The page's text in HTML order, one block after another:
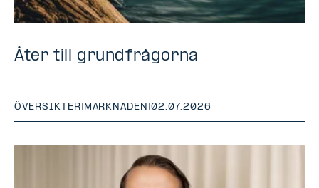
Åter till grundfrågorna
ÖVERSIKTER| MARKNADEN |02.07.2026